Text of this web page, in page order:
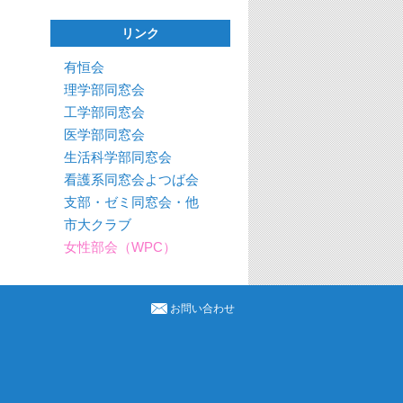
リンク
有恒会
理学部同窓会
工学部同窓会
医学部同窓会
生活科学部同窓会
看護系同窓会よつば会
支部・ゼミ同窓会・他
市大クラブ
女性部会（WPC）
お問い合わせ